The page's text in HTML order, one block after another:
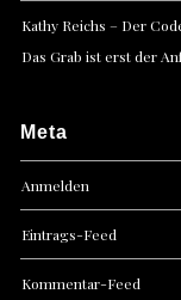
Kathy Reichs – Der
Das Grab ist erst der
Meta
Anmelden
Eintrags-Feed
Kommentar-Feed